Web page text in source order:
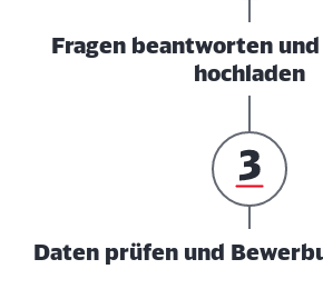
Fragen beantworten
hochladen
Daten prüfen und